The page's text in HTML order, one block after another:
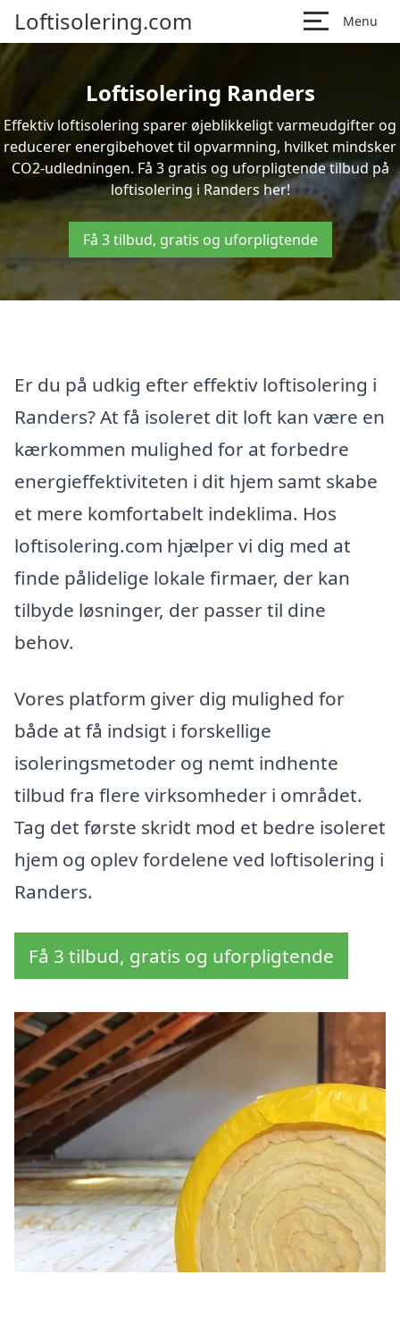
Loftisolering.com Menu
Loftisolering Randers
Effektiv loftisolering sparer øjeblikkeligt varmeudgifter og
reducerer energibehovet til opvarmning, hvilket mindsker
CO2-udledningen. Få 3 gratis og uforpligtende tilbud på
loftisolering i Randers her!
Få 3 tilbud, gratis og uforpligtende
Er du på udkig efter effektiv loftisolering i
Randers? At få isoleret dit loft kan være en
kærkommen mulighed for at forbedre
energieffektiviteten i dit hjem samt skabe
et mere komfortabelt indeklima. Hos
loftisolering.com hjælper vi dig med at
finde pålidelige lokale firmaer, der kan
tilbyde løsninger, der passer til dine
behov.
Vores platform giver dig mulighed for
både at få indsigt i forskellige
isoleringsmetoder og nemt indhente
tilbud fra flere virksomheder i området.
Tag det første skridt mod et bedre isoleret
hjem og oplev fordelene ved loftisolering i
Randers.
Få 3 tilbud, gratis og uforpligtende